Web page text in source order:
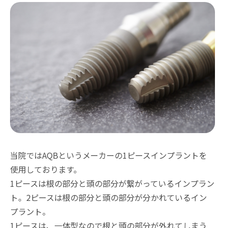
当院ではAQBというメーカーの1ピースインプラントを
使用しております。
1ピースは根の部分と頭の部分が繋がっているインプラン
ト。2ピースは根の部分と頭の部分が分かれているイン
プラント。
1ピースは、一体型なので根と頭の部分が外れてしまう